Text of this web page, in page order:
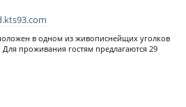
в одном из живописнейщих уголков
проживания гостям предлагаются 29